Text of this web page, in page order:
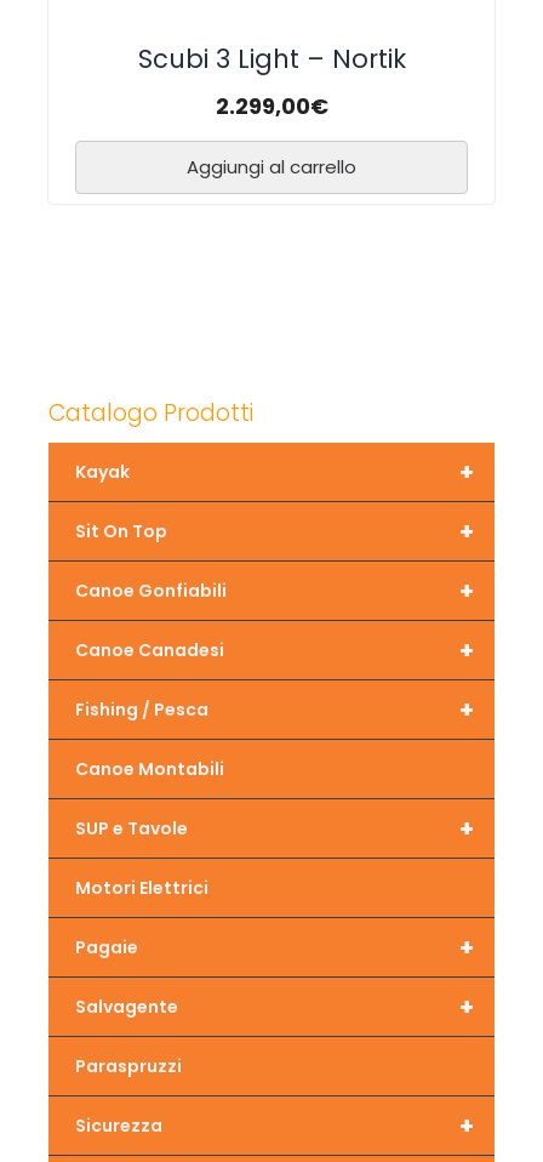
Scubi 3 Light – Nortik
2.299,00€
Aggiungi al carrello
Catalogo Prodotti
+
Kayak
+
Sit On Top
+
Canoe Gonfiabili
+
Canoe Canadesi
+
Fishing / Pesca
Canoe Montabili
+
SUP e Tavole
Motori Elettrici
+
Pagaie
+
Salvagente
Paraspruzzi
+
Sicurezza